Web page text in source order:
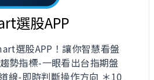
選股APP
選股APP！讓你智慧看盤
勢指標-一眼看出台指期盤
線-即時判斷操作方向 ＊10